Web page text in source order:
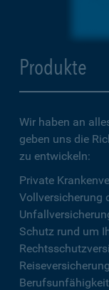
Produkte
Wir haben an
geben uns die
zu entwickeln:
Private
Vollversicherung
Schutz rund um